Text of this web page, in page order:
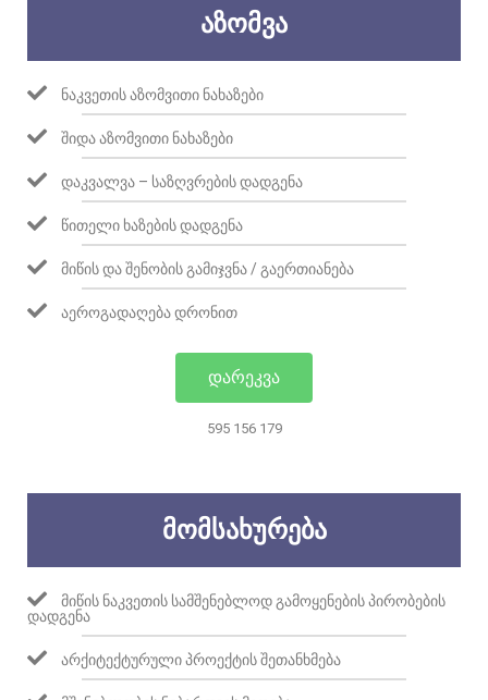
ᲐᲖᲝᲛᲕᲐ
ᲜᲐᲙᲕᲔᲗᲘᲡ ᲐᲖᲝᲛᲕᲘᲗᲘ ᲜᲐᲮᲐᲖᲔᲑᲘ
ᲨᲘᲓᲐ ᲐᲖᲝᲛᲕᲘᲗᲘ ᲜᲐᲮᲐᲖᲔᲑᲘ
ᲓᲐᲙᲕᲐᲚᲕᲐ – ᲡᲐᲖᲦᲕᲠᲔᲑᲘᲡ ᲓᲐᲓᲒᲔᲜᲐ
ᲬᲘᲗᲔᲚᲘ ᲮᲐᲖᲔᲑᲘᲡ ᲓᲐᲓᲒᲔᲜᲐ
ᲛᲘᲬᲘᲡ ᲓᲐ ᲨᲔᲜᲝᲑᲘᲡ ᲒᲐᲛᲘᲯᲕᲜᲐ / ᲒᲐᲔᲠᲗᲘᲐᲜᲔᲑᲐ
ᲐᲔᲠᲝᲒᲐᲓᲐᲦᲔᲑᲐ ᲓᲠᲝᲜᲘᲗ
ᲓᲐᲠᲔᲙᲕᲐ
595 156 179
ᲛᲝᲛᲡᲐᲮᲣᲠᲔᲑᲐ
ᲛᲘᲬᲘᲡ ᲜᲐᲙᲕᲔᲗᲘᲡ ᲡᲐᲛᲨᲔᲜᲔᲑᲚᲝᲓ ᲒᲐᲛᲝᲧᲔᲜᲔᲑᲘᲡ ᲞᲘᲠᲝᲑᲔᲑᲘᲡ
ᲓᲐᲓᲒᲔᲜᲐ
ᲐᲠᲥᲘᲢᲔᲥᲢᲣᲠᲣᲚᲘ ᲞᲠᲝᲔᲥᲢᲘᲡ ᲨᲔᲗᲐᲜᲮᲛᲔᲑᲐ